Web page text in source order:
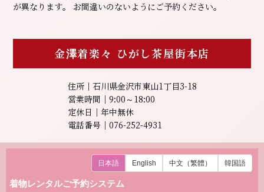
が異なります。
お間違いのないようにご予約ください。
金澤着楽々 ひがし茶屋街本店
住所｜石川県金沢市東山1丁目3-18
営業時間｜9:00～18:00
定休日｜年中無休
電話番号｜076-252-4931